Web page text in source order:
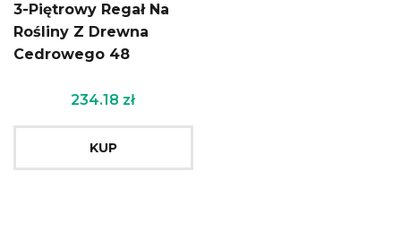
3-Piętrowy Regał Na
Rośliny Z Drewna
Cedrowego 48
234.18 zł
KUP